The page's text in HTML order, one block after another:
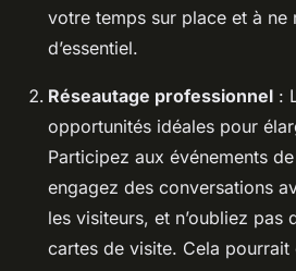
votre temps sur place et à ne
d’essentiel.
Réseautage professionnel :
opportunités idéales pour
Participez aux événements
engagez des conversations
les visiteurs, et n’oubliez pas
cartes de visite. Cela